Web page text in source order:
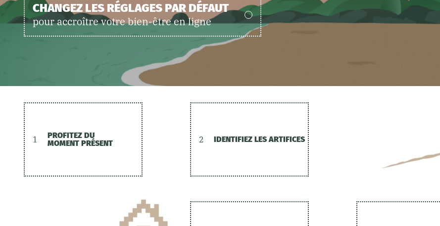
CHANGEZ LES RÉGLAGES PAR DÉFAUT
pour accroître votre bien-être en ligne
1
PROFITEZ DU
MOMENT PRÉSENT
2 IDENTIFIEZ LES ARTIFICES